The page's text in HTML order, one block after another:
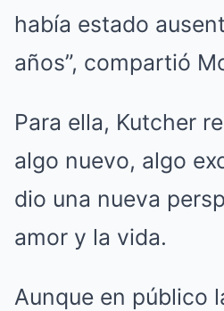
había estado
años”, compartió
Para ella, Kutcher
algo nuevo, algo
dio una nueva
amor y la vida.
Aunque en público